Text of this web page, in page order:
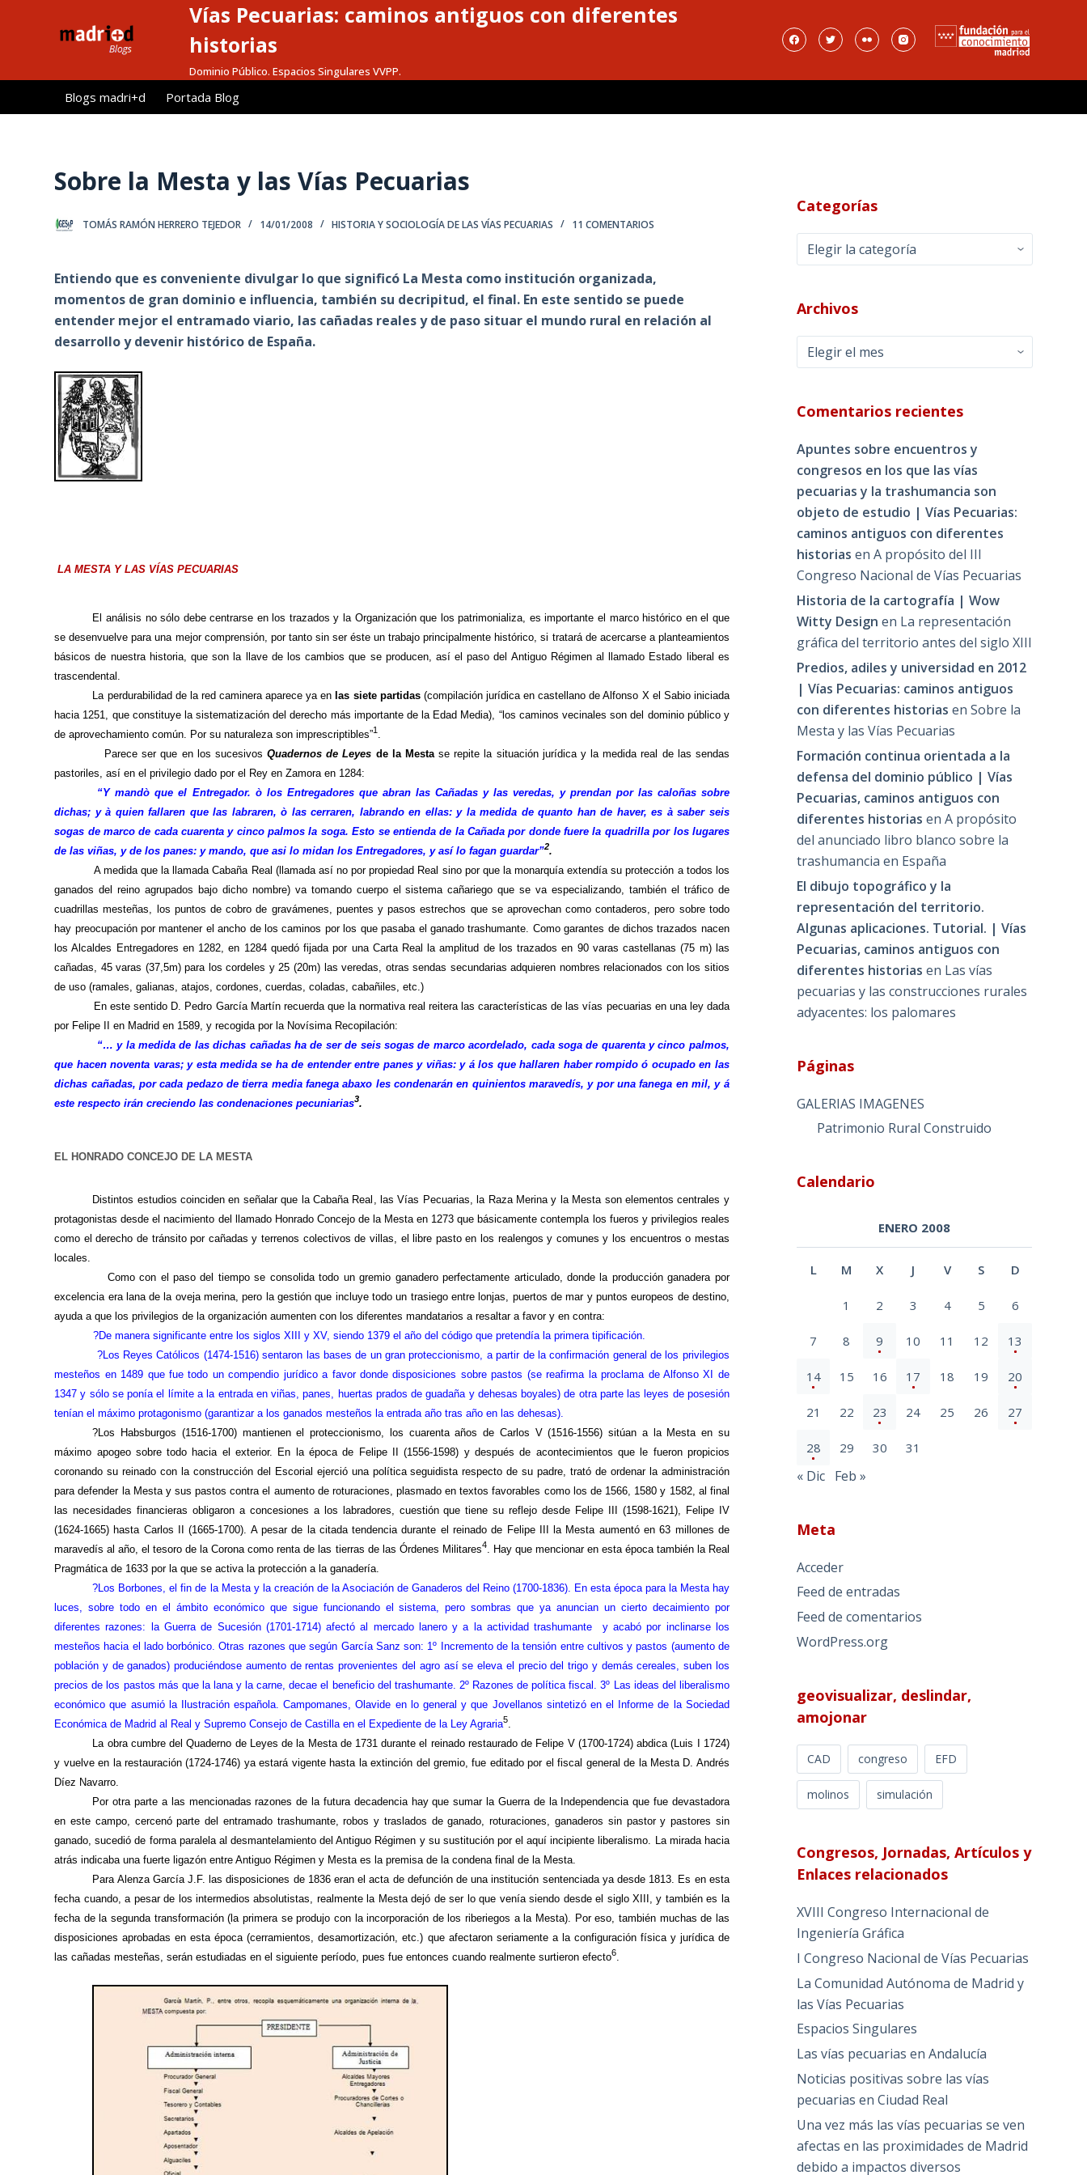
t
Vías Pecuarias: caminos antiguos con diferentes
historias
Dominio Público. Espacios Singulares VVPP.
Blogs madri+d Portada Blog
Sobre la Mesta y las Vías Pecuarias
TOMÁS RAMÓN HERRERO TEJEDOR 14/01/2008 HISTORIA Y SOCIOLOGÍA DE LAS VÍAS PECUARIAS 11 COMENTARIOS
Entiendo que es conveniente divulgar lo que significó La Mesta como institución organizada,
momentos de gran dominio e influencia, también su decripitud, el final. En este sentido se puede
entender mejor el entramado viario, las cañadas reales y de paso situar el mundo rural en relación al
desarrollo y devenir histórico de España.
LA MESTA YLAS VÍAS PECUARIAS
El análisis no sólo debe centrarse en los trazados y la Organizaciónque los patrimonializa, es importante el marco histórico en el que
se desenvuelve para una mejor comprensión, por tanto sin ser éste un trabajo principalmente histórico, si tratará de acercarse a planteamientos
básicos de nuestra historia, que son la llave de los cambios que se producen, así el paso del Antiguo Régimen al llamado Estado liberal es
trascendental.
La perdurabilidad de la red caminera aparece ya en las siete partidas (compilación jurídica en castellano de Alfonso X el Sabio iniciada
hacia 1251, que constituye la sistematización del derecho más importante de la Edad Media), “los caminos vecinales son del dominio público y
de aprovechamiento común. Por su naturaleza son imprescriptibles”1 .
Parece ser que en los sucesivosQuadernos de Leyes de la Mestase repite la situación jurídica y la medida real de las sendas
pastoriles, así en el privilegio dado por el Rey en Zamora en 1284:
“Y mandò que el Entregador. ò los Entregadores que abran las Cañadas y las veredas, y prendan por las caloñas sobre
dichas; y à quien fallaren que las labraren, ò las cerraren, labrando en ellas: y la medida de quanto han de haver, es à saber seis
sogas de marco de cada cuarenta y cinco palmos la soga. Esto se entienda de la Cañadapor donde fuere la quadrilla por los lugares
de las viñas, y de los panes: y mando, que asi lo midan los Entregadores, y así lo fagan guardar”2.
A medida que la llamada Cabaña Real (llamada así no por propiedad Real sino por que la monarquía extendía su protección a todos los
ganados del reino agrupados bajo dicho nombre) va tomando cuerpo el sistema cañariego que se va especializando, también el tráfico de
cuadrillas mesteñas, los puntos de cobro de gravámenes, puentes y pasos estrechos que se aprovechan como contaderos, pero sobre todo
hay preocupación por mantener el ancho de los caminos por los que pasaba el ganado trashumante. Como garantes de dichos trazados nacen
los Alcaldes Entregadores en 1282, en 1284 quedó fijada por una Carta Real la amplitud de los trazados en 90 varas castellanas (75 m) las
cañadas, 45 varas (37,5m) para los cordeles y 25 (20m) las veredas, otras sendas secundarias adquieren nombres relacionados con los sitios
de uso (ramales, galianas, atajos, cordones, cuerdas, coladas, cabañiles, etc.)
En este sentido D. Pedro García Martín recuerda que la normativa real reitera las características de las vías pecuarias en una ley dada
por Felipe II en Madrid en 1589, y recogida por la Novísima Recopilación:
“… y la medida de las dichas cañadas ha de ser de seis sogas de marco acordelado, cada soga de quarenta y cinco palmos,
que hacen noventa varas; y esta medida se ha de entender entre panes y viñas: y á los que hallaren haber rompido ó ocupado en las
dichas cañadas, por cada pedazo de tierra media fanega abaxo les condenarán en quinientos maravedís, y por una fanega en mil, y á
este respecto irán creciendo las condenaciones pecuniarias3.
EL HONRADO CONCEJO DE LA MESTA
Distintos estudios coinciden en señalar que la Cabaña Real , las Vías Pecuarias, la Raza Merinay la Mestason elementos centrales y
protagonistas desde el nacimiento del llamado Honrado Concejo de la Mestaen 1273 que básicamente contempla los fueros y privilegios reales
como el derecho de tránsito por cañadas y terrenos colectivos de villas, el libre pasto en los realengos y comunes y los encuentros o mestas
locales.
Como con el paso del tiempo se consolida todo un gremio ganadero perfectamente articulado, donde la producción ganadera por
excelencia era lana de la oveja merina, pero la gestión que incluye todo un trasiego entre lonjas, puertos de mar y puntos europeos de destino,
ayuda a que los privilegios de la organización aumenten con los diferentes mandatarios a resaltar a favor y en contra:
?De manera significante entre los siglos XIII y XV, siendo 1379 el año del código que pretendía la primera tipificación.
?Los Reyes Católicos (1474-1516) sentaron las bases de un gran proteccionismo, a partir de la confirmación general de los privilegios
mesteños en 1489 que fue todo un compendio jurídico a favor donde disposiciones sobre pastos (se reafirma la proclama de Alfonso XI de
1347 y sólo se ponía el límite a la entrada en viñas, panes, huertas prados de guadaña y dehesas boyales) de otra parte las leyes de posesión
tenían el máximo protagonismo (garantizar a los ganados mesteños la entrada año tras año en las dehesas).
?Los Habsburgos (1516-1700) mantienen el proteccionismo, los cuarenta años de Carlos V (1516-1556) sitúan a la Mestaen su
máximo apogeo sobre todo hacia el exterior. En la época de Felipe II (1556-1598) y después de acontecimientos que le fueron propicios
coronando su reinado con la construcción del Escorial ejerció una política seguidista respecto de su padre, trató de ordenar la administración
para defender la Mestay sus pastos contra el aumento de roturaciones, plasmado en textos favorables como los de 1566, 1580 y 1582, al final
las necesidades financieras obligaron a concesiones a los labradores, cuestión que tiene su reflejo desde Felipe III (1598-1621), Felipe IV
(1624-1665) hasta Carlos II (1665-1700). A pesar de la citada tendencia durante el reinado de Felipe III
la Mestaaumentó en 63 millones de
maravedís al año, el tesoro de la Coronacomo renta de las tierras de las Órdenes Militares4. Hay que mencionar en esta época también la Real
Pragmáticade 1633 por la que se activa la protección a la ganadería.
?Los Borbones, el fin de la Mestay la creación de la Asociaciónde Ganaderos del Reino (1700-1836). En esta época para la Mestahay
luces, sobre todo en el ámbito económico que sigue funcionando el sistema, pero sombras que ya anuncian un cierto decaimiento por
diferentes razones:
la Guerrade Sucesión (1701-1714) afectó al mercado lanero y a la actividad trashumante
y acabó por inclinarse los
mesteños hacia el lado borbónico. Otras razones que según García Sanz son: 1º Incremento de la tensión entre cultivos y pastos (aumento de
población y de ganados) produciéndose aumento de rentas provenientes del agro así se eleva el precio del trigo y demás cereales, suben los
precios de los pastos más que la lana y la carne, decae el beneficio del trashumante. 2º Razones de política fiscal. 3º Las ideas del liberalismo
económico que asumió la Ilustraciónespañola. Campomanes, Olavide en lo general y que Jovellanos sintetizó en el Informe de la Sociedad
Económicade Madrid al Real y Supremo Consejo de Castilla en el Expediente de la Ley Agraria5.
La obra cumbre del Quaderno de Leyes de la Mestade 1731 durante el reinado restaurado de Felipe V (1700-1724) abdica (Luis I 1724)
y vuelve en la restauración (1724-1746) ya estará vigente hasta la extinción del gremio, fue editado por el fiscal general de la Mesta D. Andrés
Díez Navarro.
Por otra parte a las mencionadas razones de la futura decadencia hay que sumar la Guerrade la Independenciaque fue devastadora
en este campo, cercenó parte del entramado trashumante, robos y traslados de ganado, roturaciones, ganaderos sin pastor y pastores sin
ganado, sucedió de forma paralela al desmantelamiento del Antiguo Régimen y su sustitución por el aquí incipiente liberalismo. La mirada hacia
atrás indicaba una fuerte ligazón entre Antiguo Régimen y Mesta es la premisa de la condena final de la Mesta.
Para Alenza García J.F. las disposiciones de 1836 eran el acta de defunción de una institución sentenciada ya desde 1813. Es en esta
fecha cuando, a pesar de los intermedios absolutistas, realmente la Mestadejó de ser lo que venía siendo desde el siglo XIII, y también es la
fecha de la segunda transformación (la primera se produjo con la incorporación de los riberiegos a la Mesta). Por eso, también muchas de las
disposiciones aprobadas en esta época (cerramientos, desamortización, etc.) que afectaron seriamente a la configuración física y jurídica de
las cañadas mesteñas, serán estudiadas en el siguiente período, pues fue entonces cuando realmente surtieron efecto6.
Categorías
Categorías
Archivos
Archivos
Comentarios recientes
Apuntes sobre encuentros y
congresos en los que las vías
pecuarias y la trashumancia son
objeto de estudio | Vías Pecuarias:
caminos antiguos con diferentes
historias enA propósito del III
Congreso Nacional de Vías Pecuarias
Historia de la cartografía | Wow
Witty Design en La representación
gráfica del territorio antes del siglo XIII
Predios, adiles y universidad en 2012
| Vías Pecuarias: caminos antiguos
con diferentes historias enSobre la
Mesta y las Vías Pecuarias
Formación continua orientada a la
defensa del dominio público | Vías
Pecuarias, caminos antiguos con
diferentes historias enA propósito
del anunciado libro blanco sobre la
trashumancia en España
El dibujo topográfico y la
representación del territorio.
Algunas aplicaciones. Tutorial. | Vías
Pecuarias, caminos antiguos con
diferentes historias en Las vías
pecuarias y las construcciones rurales
adyacentes: los palomares
Páginas
GALERIAS IMAGENES
Patrimonio Rural Construido
Calendario
ENERO 2008
L M X J V S D
1 2 3 4 5 6
7 8 9 10 11 12 13
14 15 16 17 18 19 20
21 22 23 24 25 26 27
28 29 30 31
« Dic Feb »
Meta
Acceder
Feed de entradas
Feed de comentarios
WordPress.org
geovisualizar, deslindar,
amojonar
CAD congreso EFD
molinos simulación
Congresos, Jornadas, Artículos y
Enlaces relacionados
XVIII Congreso Internacional de
Ingeniería Gráfica
I Congreso Nacional de Vías Pecuarias
La Comunidad Autónoma de Madrid y
las Vías Pecuarias
Espacios Singulares
Las vías pecuarias en Andalucía
Noticias positivas sobre las vías
pecuarias en Ciudad Real
Una vez más las vías pecuarias se ven
afectas en las proximidades de Madrid
debido a impactos diversos